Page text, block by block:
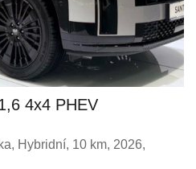
4x4 PHEV
, Hybridní, 10 km, 2026,